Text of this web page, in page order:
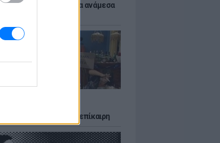
το σύγκαμα ανάμεσα
και παραμένει επίκαιρη